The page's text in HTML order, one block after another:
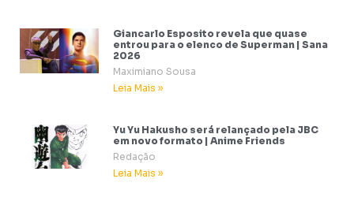
Giancarlo Esposito revela que quase
entrou para o elenco de Superman | Sana
2026
Maximiano Sousa
Leia Mais »
Yu Yu Hakusho será relançado pela JBC
em novo formato | Anime Friends
Redação
Leia Mais »